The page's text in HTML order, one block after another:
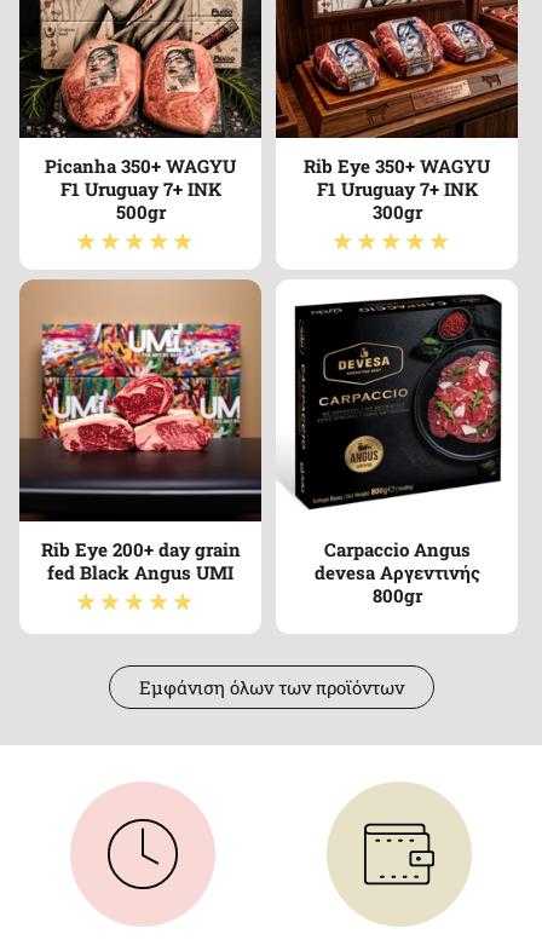
Picanha 350+ WAGYU
F1 Uruguay 7+ INK
500gr
Rib Eye 350+ WAGYU
F1 Uruguay 7+ INK
300gr
Rib Eye 200+ day grain
fed Black Angus UMI
Carpaccio Angus
devesa Αργεντινής
800gr
Εμφάνιση όλων των προϊόντων